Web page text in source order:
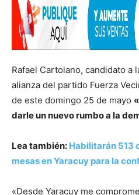
Rafael Cartolano, candidato a
alianza del partido Fuerza
de este domingo 25 de mayo
darle un nuevo rumbo a la
Lea también: Habilitarán 513
mesas en Yaracuy para la
«Desde Yaracuy me